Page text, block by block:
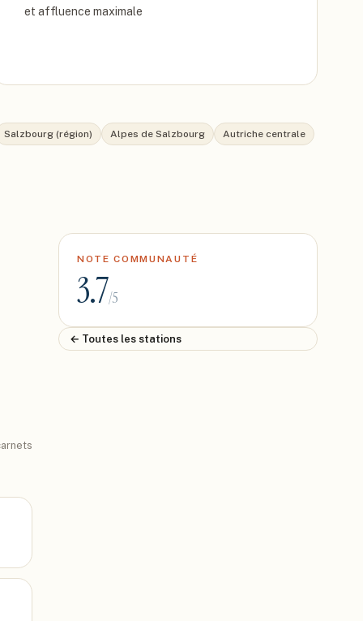
et affluence maximale
Salzbourg (région) Alpes de Salzbourg Autriche centrale
NOTE COMMUNAUTÉ
3.7/5
← Toutes les stations